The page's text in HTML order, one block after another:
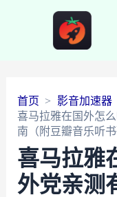
首页
影音加速器
喜马拉雅在国外怎
南（附豆瓣音乐听书
喜马拉雅
外党亲测